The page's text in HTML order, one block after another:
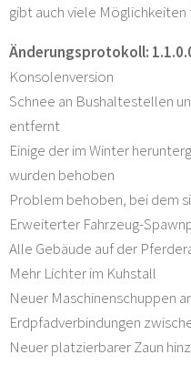
gibt auch viele
Änderungsprotokoll:
Konsolenversion
Schnee an Bushaltestellen
entfernt
Einige der im Winter
wurden behoben
Problem behoben, bei dem
Erweiterter Fahrzeug-
Alle Gebäude auf der
Mehr Lichter im Kuhstall
Neuer Maschinenschuppen
Erdpfadverbindungen
Neuer platzierbarer Zaun